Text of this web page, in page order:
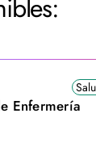
Enfermería